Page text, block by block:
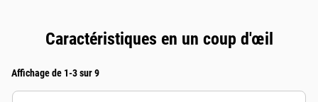
Caractéristiques en un coup d'œil
Affichage de 1-3 sur 9